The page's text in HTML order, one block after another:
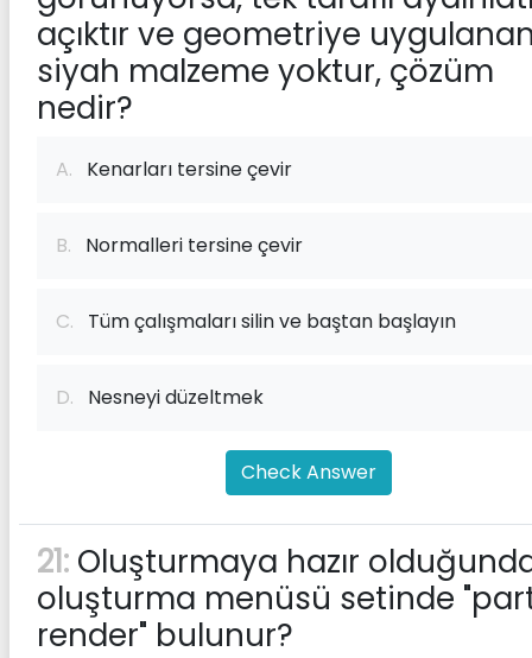
açıktır ve geometriye
siyah malzeme yoktur, çözüm
nedir?
A. Kenarları tersine çevir
B. Normalleri tersine çevir
C. Tüm çalışmaları silin ve baştan başlayın
D. Nesneyi düzeltmek
Check Answer
21: Oluşturmaya hazır
oluşturma menüsü setinde
render" bulunur?